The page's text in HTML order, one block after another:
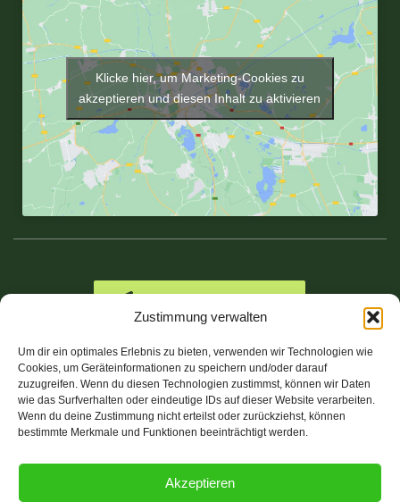
Zustimmung verwalten
Um dir ein optimales Erlebnis zu bieten, verwenden wir Technologien wie
Cookies, um Geräteinformationen zu speichern und/oder darauf
zuzugreifen. Wenn du diesen Technologien zustimmst, können wir Daten
wie das Surfverhalten oder eindeutige IDs auf dieser Website verarbeiten.
Wenn du deine Zustimmung nicht erteilst oder zurückziehst, können
bestimmte Merkmale und Funktionen beeinträchtigt werden.
Akzeptieren
Klicke hier, um Marketing-Cookies zu
akzeptieren und diesen Inhalt zu aktivieren
ZUR NAVIGATION
Datenschutz Impressum